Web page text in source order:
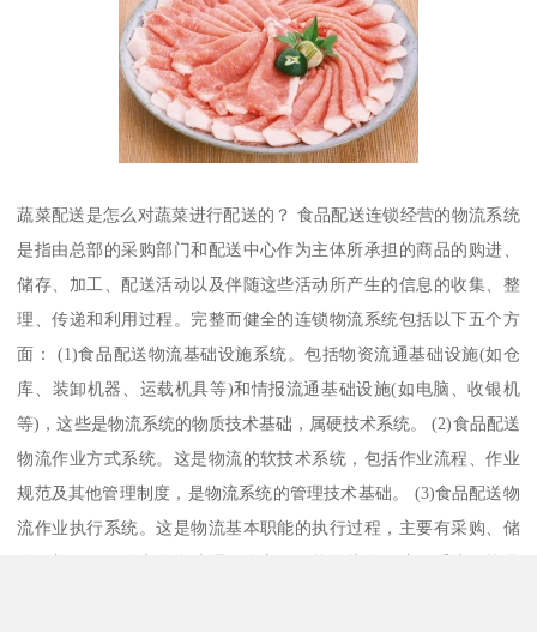
蔬菜配送是怎么对蔬菜进行配送的？ 食品配送连锁经营的物流系统
是指由总部的采购部门和配送中心作为主体所承担的商品的购进、
储存、加工、配送活动以及伴随这些活动所产生的信息的收集、整
理、传递和利用过程。完整而健全的连锁物流系统包括以下五个方
面： (1)食品配送物流基础设施系统。包括物资流通基础设施(如仓
库、装卸机器、运载机具等)和情报流通基础设施(如电脑、收银机
等)，这些是物流系统的物质技术基础，属硬技术系统。 (2)食品配送
物流作业方式系统。这是物流的软技术系统，包括作业流程、作业
规范及其他管理制度，是物流系统的管理技术基础。 (3)食品配送物
流作业执行系统。这是物流基本职能的执行过程，主要有采购、储